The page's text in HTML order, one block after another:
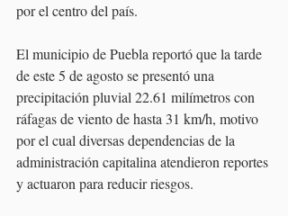
por el centro del país.
El municipio de Puebla reportó que la tarde
de este 5 de agosto se presentó una
precipitación pluvial 22.61 milímetros con
ráfagas de viento de hasta 31 km/h, motivo
por el cual diversas dependencias de la
administración capitalina atendieron reportes
y actuaron para reducir riesgos.